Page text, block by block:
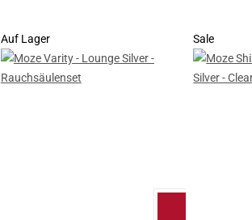
Auf Lager Sale